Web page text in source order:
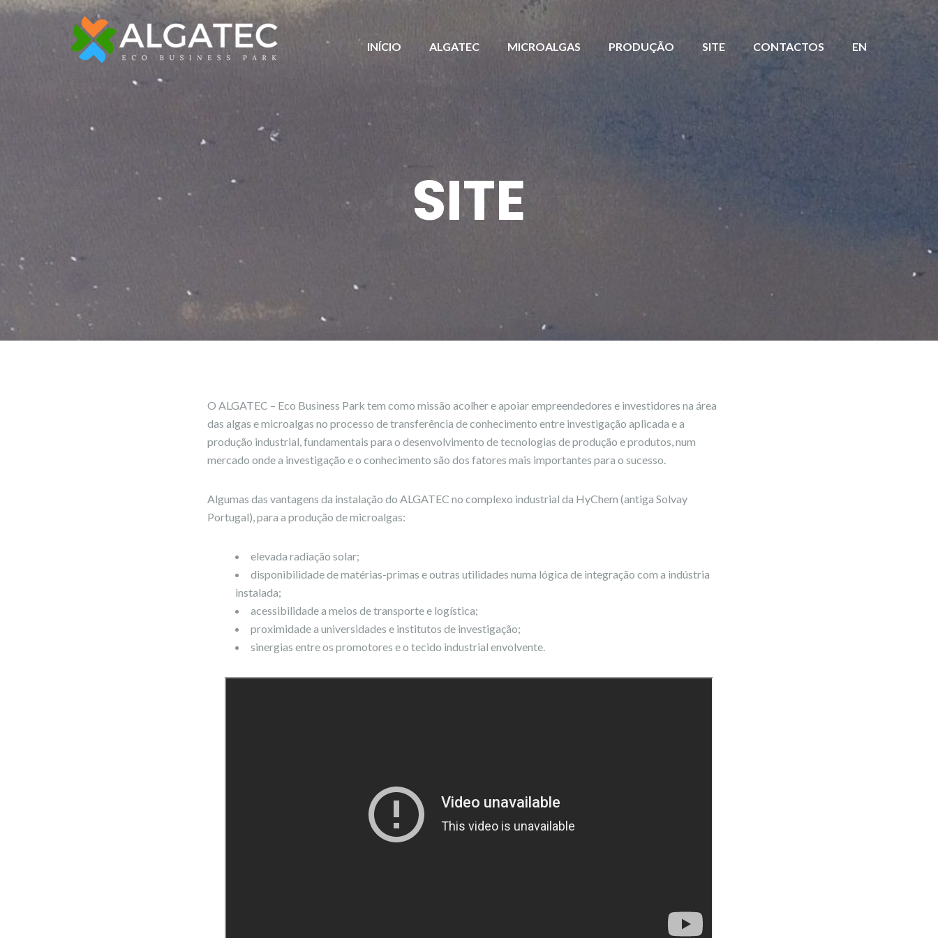
INÍCIO ALGATEC MICROALGAS PRODUÇÃO SITE CONTACTOS EN
SITE
O ALGATEC – Eco Business Park tem como missão acolher e apoiar empreendedores e investidores na área
das algas e microalgas no processo de transferência de conhecimento entre investigação aplicada e a
produção industrial, fundamentais para o desenvolvimento de tecnologias de produção e produtos, num
mercado onde a investigação e o conhecimento são dos fatores mais importantes para o sucesso.
Algumas das vantagens da instalação do ALGATEC no complexo industrial da HyChem (antiga Solvay
Portugal), para a produção de microalgas:
elevada radiação solar;
disponibilidade de matérias-primas e outras utilidades numa lógica de integração com a indústria
instalada;
acessibilidade a meios de transporte e logística;
proximidade a universidades e institutos de investigação;
sinergias entre os promotores e o tecido industrial envolvente.